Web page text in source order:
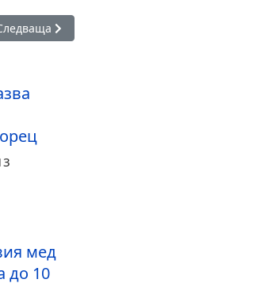
Чудесата на България“
статия: Общинският съвет в Царево
мед
до 10